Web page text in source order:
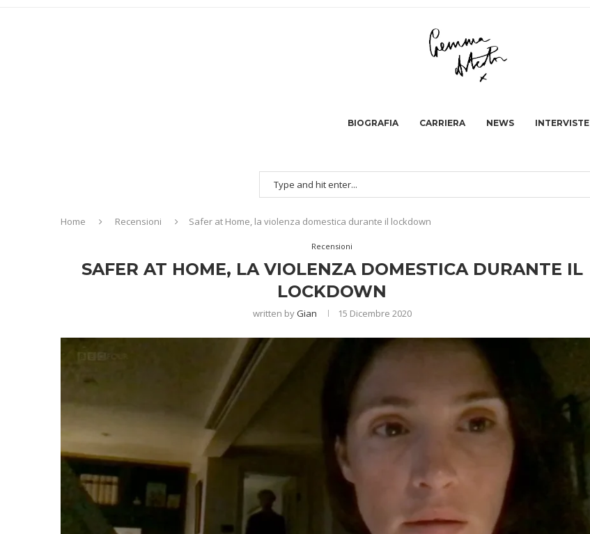
BIOGRAFIA CARRIERA NEWS INTERVISTE
Home Recensioni Safer at Home, la violenza domestica durante il lockdown
Recensioni
SAFER AT HOME, LA VIOLENZA DOMESTICA DURANTE IL
LOCKDOWN
written byGian 15 Dicembre 2020